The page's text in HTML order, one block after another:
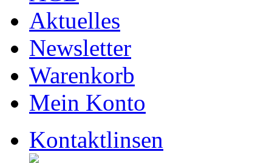
Aktuelles
Newsletter
Warenkorb
Mein Konto
Kontaktlinsen